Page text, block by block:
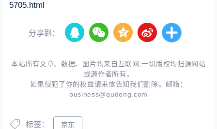
5705.html
分享到：
本站所有文章、数据、图片均来自互联网,一切版权均归源网站
或源作者所有。
如果侵犯了你的权益请来信告知我们删除。邮箱：
business@qudong.com
标签： 京东